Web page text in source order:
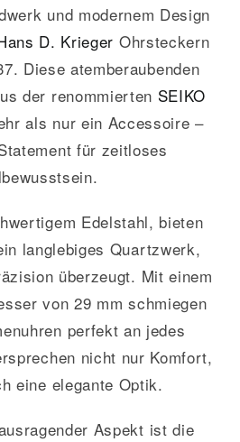
und modernem Design
D. Krieger Ohrsteckern
Diese atemberaubenden
der renommierten SEIKO
als nur ein Accessoire –
für zeitloses
Edelstahl, bieten
langlebiges Quartzwerk,
überzeugt. Mit einem
von 29 mm schmiegen
perfekt an jedes
nicht nur Komfort,
eine elegante Optik.
Aspekt ist die